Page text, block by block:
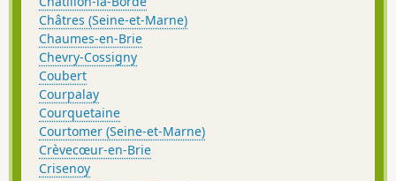
Châtres (Seine-et-Marne)
Chaumes-en-Brie
Chevry-Cossigny
Coubert
Courpalay
Courquetaine
Courtomer (Seine-et-Marne)
Crèvecœur-en-Brie
Crisenoy